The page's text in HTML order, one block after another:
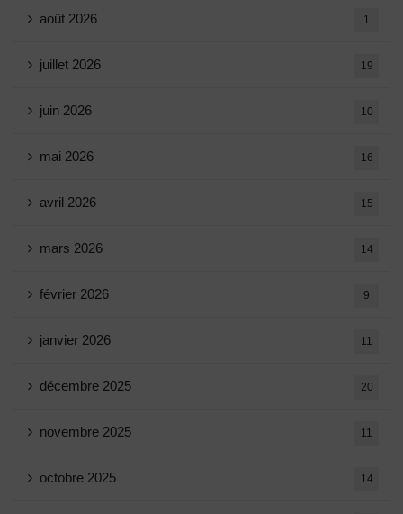
août 2026 1
juillet 2026 19
juin 2026 10
mai 2026 16
avril 2026 15
mars 2026 14
février 2026 9
janvier 2026 11
décembre 2025 20
novembre 2025 11
octobre 2025 14